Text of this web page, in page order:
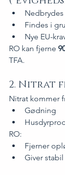
Findes i
Nye EU-
RO kan fjerne
TFA.
2. Nitrat
Nitrat kommer
Gødning
RO:
Fjerner
Giver